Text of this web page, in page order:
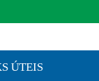
ÚTEIS